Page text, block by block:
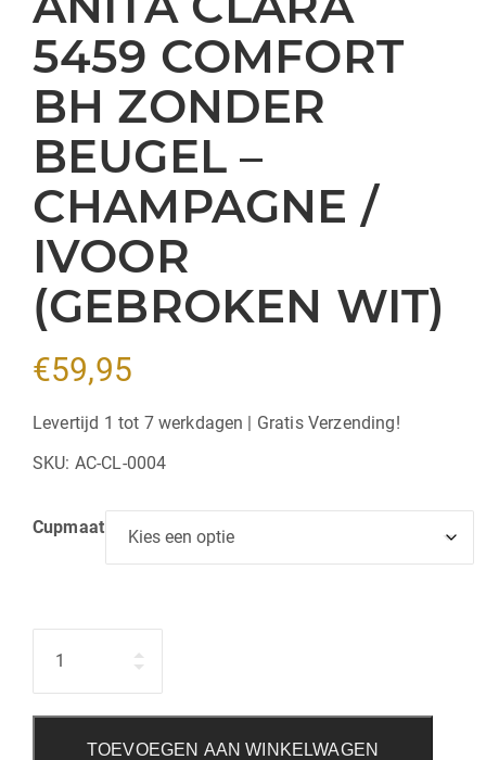
5459 COMFORT
BH ZONDER
BEUGEL –
CHAMPAGNE /
IVOOR
(GEBROKEN WIT)
€59,95
Levertijd 1 tot 7 werkdagen | Gratis Verzending!
SKU: AC-CL-0004
Cupmaat
TOEVOEGEN AAN WINKELWAGEN